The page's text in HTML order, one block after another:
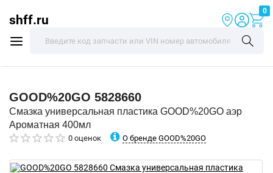
shff.ru
0
GOOD%20GO 5828660
Смазка универсальная пластика GOOD%20GO аэр
Ароматная 400мл
0 оценок О бренде GOOD%20GO